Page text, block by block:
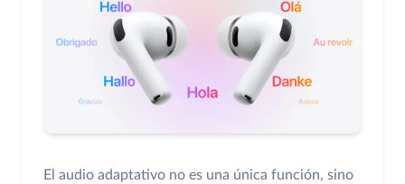
El audio adaptativo no es una única función, sino